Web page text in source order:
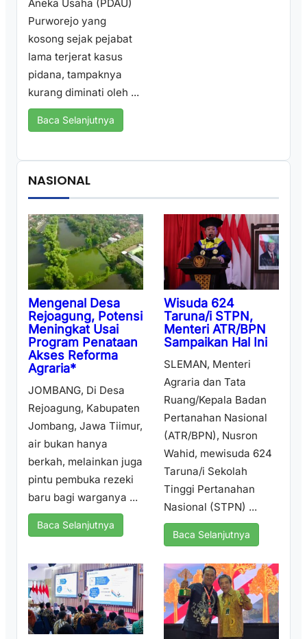
Aneka Usaha (PDAU)
Purworejo yang
kosong sejak pejabat
lama terjerat kasus
pidana, tampaknya
kurang diminati oleh ...
Baca Selanjutnya
NASIONAL
Mengenal Desa
Rejoagung, Potensi
Meningkat Usai
Program Penataan
Akses Reforma
Agraria*
JOMBANG, Di Desa
Rejoagung, Kabupaten
Jombang, Jawa Tiimur,
air bukan hanya
berkah, melainkan juga
pintu pembuka rezeki
baru bagi warganya ...
Baca Selanjutnya
Wisuda 624
Taruna/i STPN,
Menteri ATR/BPN
Sampaikan Hal Ini
SLEMAN, Menteri
Agraria dan Tata
Ruang/Kepala Badan
Pertanahan Nasional
(ATR/BPN), Nusron
Wahid, mewisuda 624
Taruna/i Sekolah
Tinggi Pertanahan
Nasional (STPN) ...
Baca Selanjutnya